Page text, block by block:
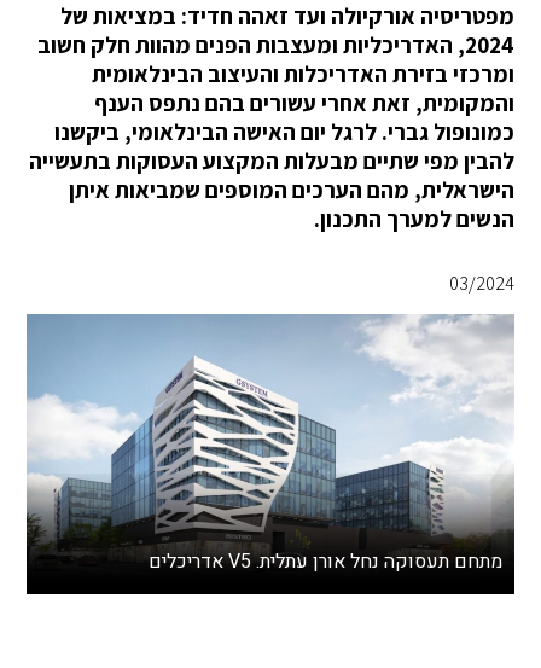
מפטריסיה אורקיולה ועד זאהה חדיד: במציאות של
2024, האדריכליות ומעצבות הפנים מהוות חלק חשוב
ומרכזי בזירת האדריכלות והעיצוב הבינלאומית
והמקומית, זאת אחרי עשורים בהם נתפס הענף
כמונופול גברי. לרגל יום האישה הבינלאומי, ביקשנו
להבין מפי שתיים מבעלות המקצוע העסוקות בתעשייה
הישראלית, מהם הערכים המוספים שמביאות איתן
הנשים למערך התכנון.
03/2024
מתחם תעסוקה נחל אורן עתלית. V5 אדריכלים